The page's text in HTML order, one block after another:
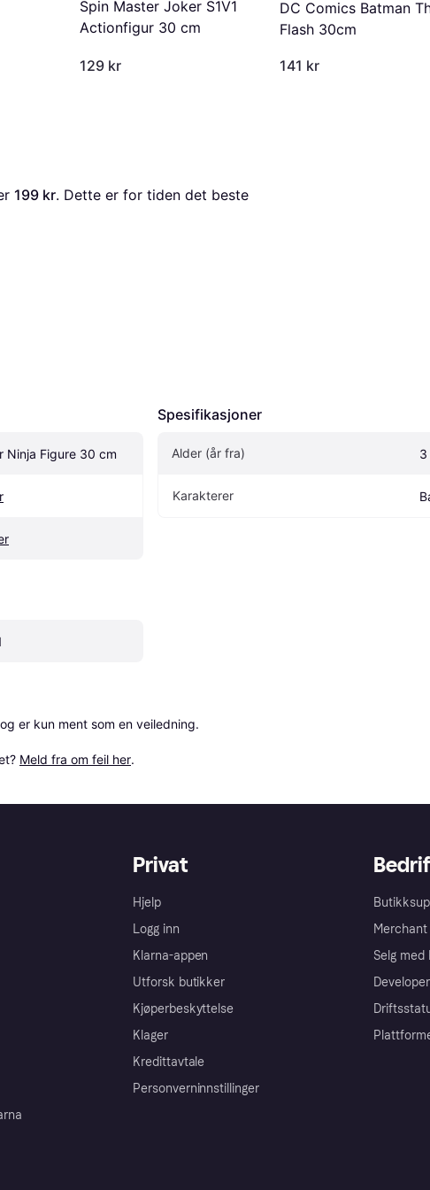
Spin Master Joker S1V1
Actionfigur 30 cm
129 kr
DC Comics Batman
Flash 30cm
141 kr
199 kr. Dette er for tiden det beste
Ninja Figure 30 cm
Spesifikasjoner
Alder (år fra) 3
Karakterer
er kun ment som en veiledning.
Meld fra om feil her.
Privat
Hjelp
Logg inn
Klarna-appen
Utforsk butikker
Kjøperbeskyttelse
Klager
Kredittavtale
Personverninnstillinger
Merchant
Selg med